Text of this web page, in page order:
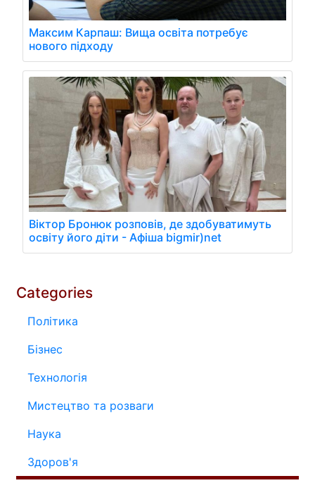
Максим Карпаш: Вища освіта потребує
нового підходу
Віктор Бронюк розповів, де здобуватимуть
освіту його діти - Афіша bigmir)net
Categories
Політика
Бізнес
Технологія
Мистецтво та розваги
Наука
Здоров'я